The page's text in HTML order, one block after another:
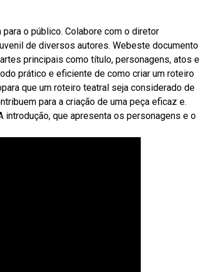
o público. Colabore com o diretor
de diversos autores. Webeste documento
principais como título, personagens, atos e
prático e eficiente de como criar um roteiro
que um roteiro teatral seja considerado de
para a criação de uma peça eficaz e.
que apresenta os personagens e o